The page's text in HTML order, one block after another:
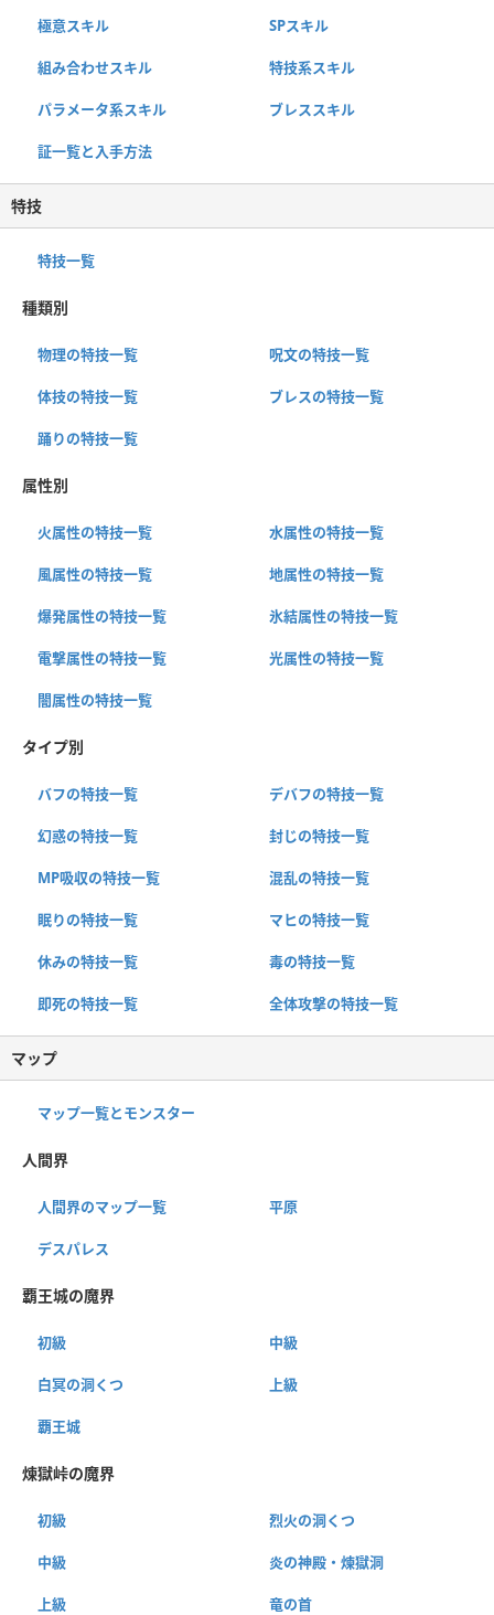
極意スキル SPスキル
組み合わせスキル 特技系スキル
パラメータ系スキル ブレススキル
証一覧と入手方法
特技
特技一覧
種類別
物理の特技一覧 呪文の特技一覧
体技の特技一覧 ブレスの特技一覧
踊りの特技一覧
属性別
火属性の特技一覧 水属性の特技一覧
風属性の特技一覧 地属性の特技一覧
爆発属性の特技一覧 氷結属性の特技一覧
電撃属性の特技一覧 光属性の特技一覧
闇属性の特技一覧
タイプ別
バフの特技一覧 デバフの特技一覧
幻惑の特技一覧 封じの特技一覧
MP吸収の特技一覧 混乱の特技一覧
眠りの特技一覧 マヒの特技一覧
休みの特技一覧 毒の特技一覧
即死の特技一覧 全体攻撃の特技一覧
マップ
マップ一覧とモンスター
人間界
人間界のマップ一覧 平原
デスパレス
覇王城の魔界
初級 中級
白冥の洞くつ 上級
覇王城
煉獄峠の魔界
初級 烈火の洞くつ
中級 炎の神殿・煉獄洞
上級 竜の首